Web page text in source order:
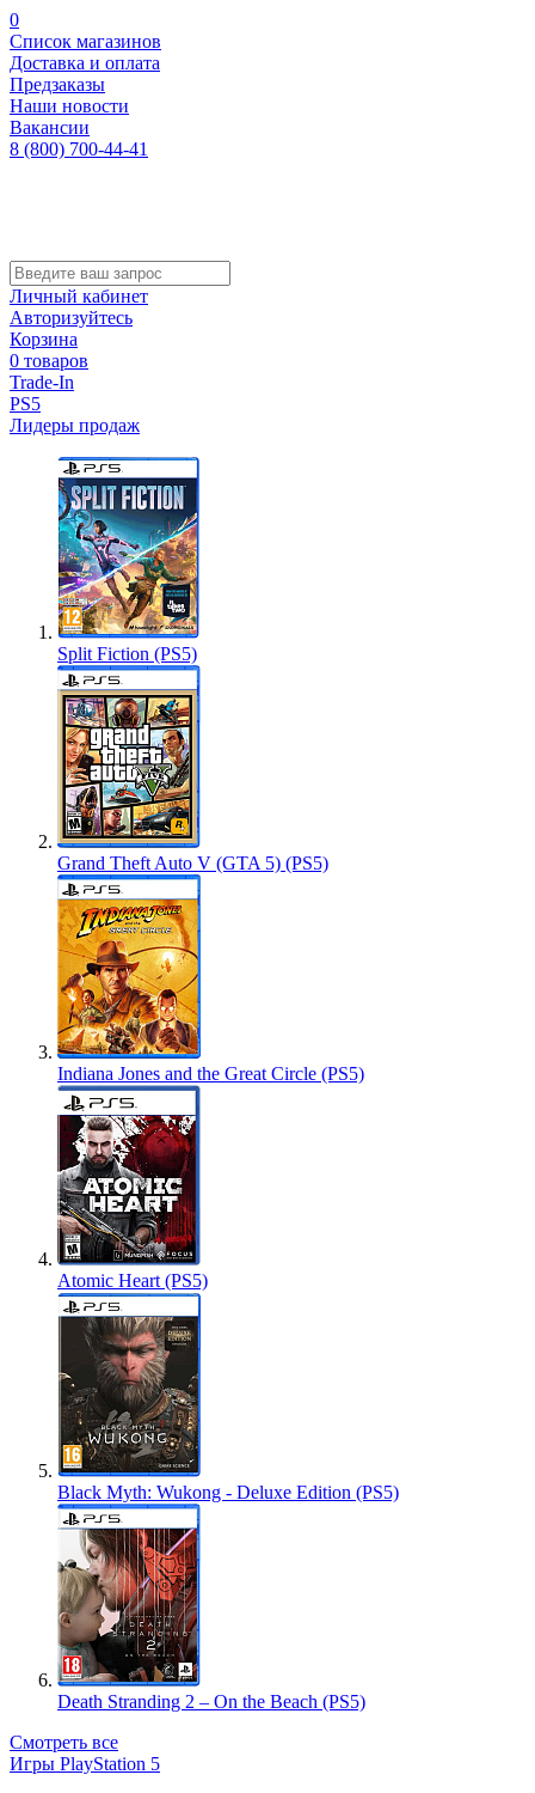
0
Список магазинов
Доставка и оплата
Предзаказы
Наши новости
Вакансии
8 (800) 700-44-41
Личный кабинет
Авторизуйтесь
Корзина
0 товаров
Trade-In
PS5
Лидеры продаж
Split Fiction (PS5)
Grand Theft Auto V (GTA 5) (PS5)
Indiana Jones and the Great Circle (PS5)
Atomic Heart (PS5)
Black Myth: Wukong - Deluxe Edition (PS5)
Death Stranding 2 – On the Beach (PS5)
Смотреть все
Игры PlayStation 5